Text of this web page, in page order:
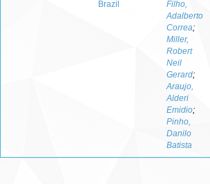
Brazil
Filho,
Adalberto
Correa;
Miller,
Robert
Neil
Gerard;
Araujo,
Alderi
Emidio;
Pinho,
Danilo
Batista